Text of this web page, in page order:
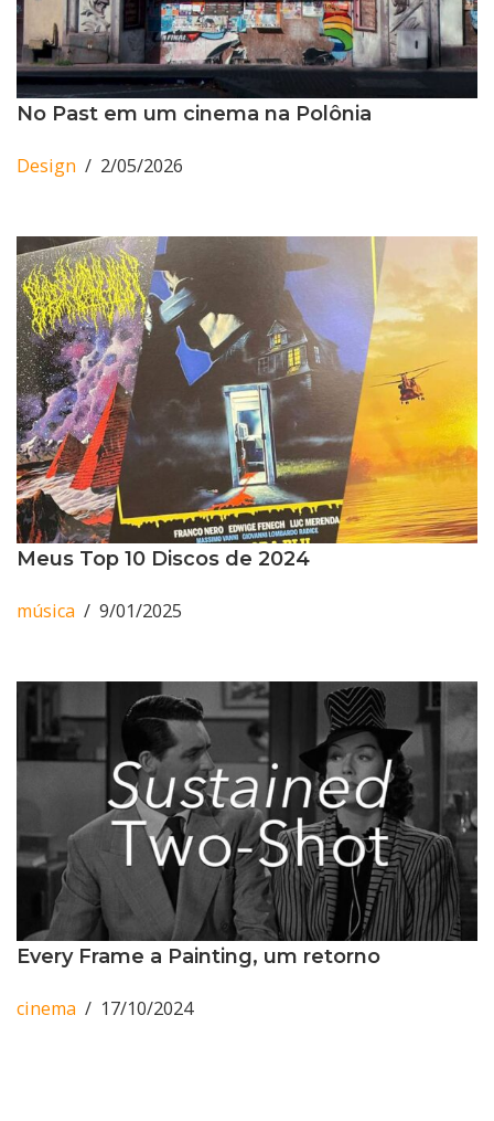
No Past em um cinema na Polônia
Design 2/05/2026
Meus Top 10 Discos de 2024
música 9/01/2025
Every Frame a Painting, um retorno
cinema 17/10/2024